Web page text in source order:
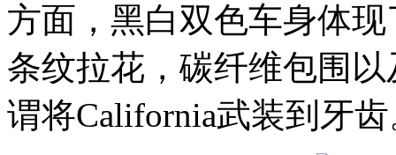
方面，黑白双色车身体现
条纹拉花，碳纤维包围
谓将California武装到牙